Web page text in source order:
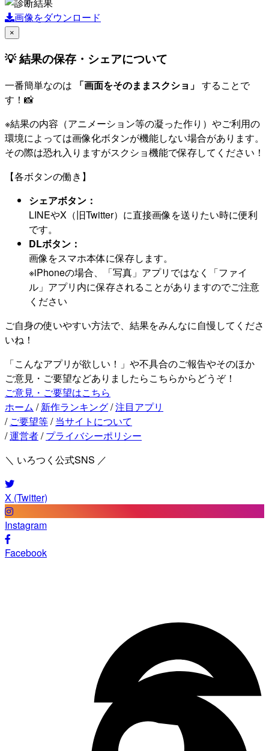
画像をダウンロード
×
💡 結果の保存・シェアについて
一番簡単なのは 「画面をそのままスクショ」 することで
す！📸
※結果の内容（アニメーション等の凝った作り）やご利用の
環境によっては画像化ボタンが機能しない場合があります。
その際は恐れ入りますがスクショ機能で保存してください！
【各ボタンの働き】
シェアボタン：
LINEやX（旧Twitter）に直接画像を送りたい時に便利
です。
DLボタン：
画像をスマホ本体に保存します。
※iPhoneの場合、「写真」アプリではなく「ファイ
ル」アプリ内に保存されることがありますのでご注意
ください
ご自身の使いやすい方法で、結果をみんなに自慢してくださ
いね！
「こんなアプリが欲しい！」や不具合のご報告やそのほか
ご意見・ご要望などありましたらこちらからどうぞ！
ご意見・ご要望はこちら
ホーム / 新作ランキング/注目アプリ
/ ご要望等/ 当サイトについて
/運営者/ プライバシーポリシー
＼ いろつく公式SNS ／
X (Twitter)
Instagram
Facebook